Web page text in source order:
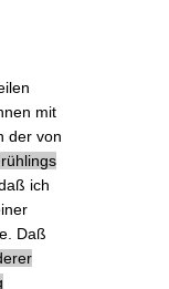
mit
der von
ich
Daß